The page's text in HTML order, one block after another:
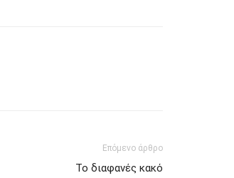
Επόμενο άρθρο
To διαφανές κακό